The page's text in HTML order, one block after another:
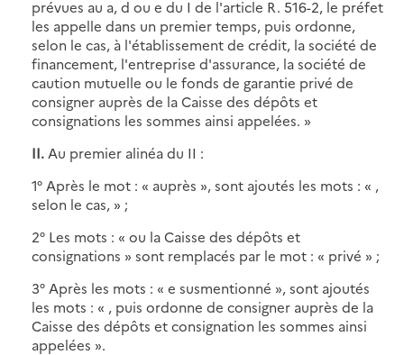
prévues au a, d ou e du I de l'article R. 516-2, le préfet
les appelle dans un premier temps, puis ordonne,
selon le cas, à l'établissement de crédit, la société de
financement, l'entreprise d'assurance, la société de
caution mutuelle ou le fonds de garantie privé de
consigner auprès de la Caisse des dépôts et
consignations les sommes ainsi appelées. »
II. Au premier alinéa du II :
1° Après le mot : « auprès », sont ajoutés les mots : « ,
selon le cas, » ;
2° Les mots : « ou la Caisse des dépôts et
consignations » sont remplacés par le mot : « privé » ;
3° Après les mots : « e susmentionné », sont ajoutés
les mots : « , puis ordonne de consigner auprès de la
Caisse des dépôts et consignation les sommes ainsi
appelées ».